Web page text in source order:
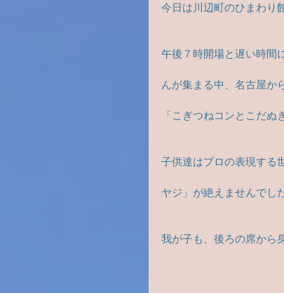
今日は川辺町のひまわり
午後７時開場と遅い時間
んが集まる中、名古屋か
「こぎつねコンとこだ
子供達はプロの表現する
ヤジ」が絶えませんでし
我が子も、後ろの席から